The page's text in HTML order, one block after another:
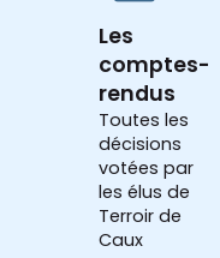
Les
comptes-
rendus
Toutes les
décisions
votées par
les élus de
Terroir de
Caux